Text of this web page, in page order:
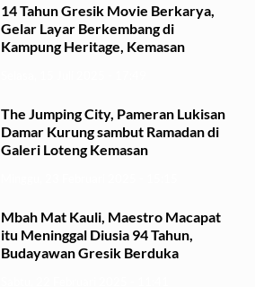
14 Tahun Gresik Movie Berkarya,
Gelar Layar Berkembang di
Kampung Heritage, Kemasan
The Jumping City, Pameran Lukisan
Damar Kurung sambut Ramadan di
Galeri Loteng Kemasan
Mbah Mat Kauli, Maestro Macapat
itu Meninggal Diusia 94 Tahun,
Budayawan Gresik Berduka